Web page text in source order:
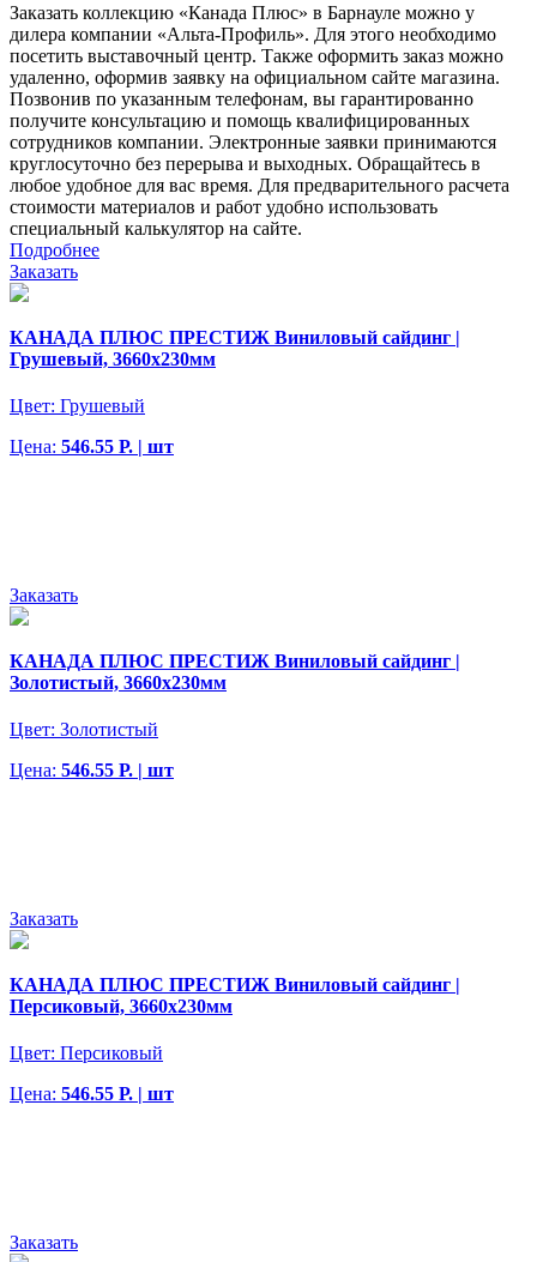
Заказать коллекцию «Канада Плюс» в Барнауле можно у
дилера компании «Альта-Профиль». Для этого необходимо
посетить выставочный центр. Также оформить заказ можно
удаленно, оформив заявку на официальном сайте магазина.
Позвонив по указанным телефонам, вы гарантированно
получите консультацию и помощь квалифицированных
сотрудников компании. Электронные заявки принимаются
круглосуточно без перерыва и выходных. Обращайтесь в
любое удобное для вас время. Для предварительного расчета
стоимости материалов и работ удобно использовать
специальный калькулятор на сайте.
Подробнее
Заказать
КАНАДА ПЛЮС ПРЕСТИЖ Виниловый сайдинг |
Грушевый, 3660х230мм
Цвет: Грушевый
Цена: 546.55 Р. | шт
Заказать
КАНАДА ПЛЮС ПРЕСТИЖ Виниловый сайдинг |
Золотистый, 3660х230мм
Цвет: Золотистый
Цена: 546.55 Р. | шт
Заказать
КАНАДА ПЛЮС ПРЕСТИЖ Виниловый сайдинг |
Персиковый, 3660х230мм
Цвет: Персиковый
Цена: 546.55 Р. | шт
Заказать